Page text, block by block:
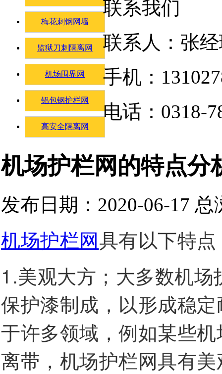
梅花刺钢网墙
监狱刀刺隔离网
机场围界网
铝包钢护栏网
高安全隔离网
机场护栏网的特点分
发布日期：2020-06-17 总
机场护栏网具有以下特点
1.美观大方；大多数机
保护漆制成，以形成稳
于许多领域，例如某些
离带，机场护栏网具有
联系我们
联系人：张
手机：
电话：0318-